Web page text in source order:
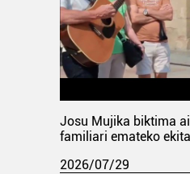
Josu Mujika biktima
familiari emateko
2026/07/29